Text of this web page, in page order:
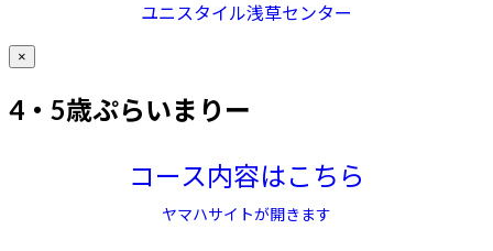
ユニスタイル浅草センター
×
4・5歳ぷらいまりー
コース内容はこちら
ヤマハサイトが開きます